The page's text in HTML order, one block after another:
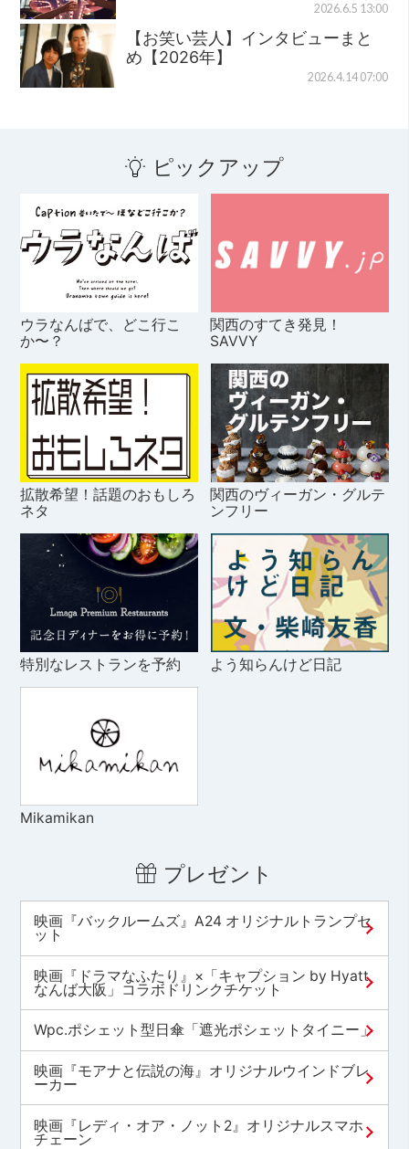
2026.6.5 13:00
【お笑い芸人】インタビューまと
め【2026年】
2026.4.14 07:00
ピックアップ
ウラなんばで、どこ行こ
か〜？
関西のすてき発見！
SAVVY
拡散希望！話題のおもしろ
ネタ
関西のヴィーガン・グルテ
ンフリー
特別なレストランを予約 よう知らんけど日記
Mikamikan
プレゼント
映画『バックルームズ』A24 オリジナルトランプセ
ット
映画『ドラマなふたり』×「キャプション by Hyatt
なんば大阪」コラボドリンクチケット
Wpc.ポシェット型日傘「遮光ポシェットタイニー」
映画『モアナと伝説の海』オリジナルウインドブレ
ーカー
映画『レディ・オア・ノット2』オリジナルスマホ
チェーン